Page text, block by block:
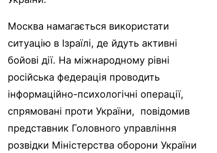
Москва намагається використати
ситуацію в Ізраїлі, де йдуть активні
бойові дії. На міжнародному рівні
російська федерація проводить
інформаційно-психологічні операції,
спрямовані проти України, повідомив
представник Головного управління
розвідки Міністерства оборони України